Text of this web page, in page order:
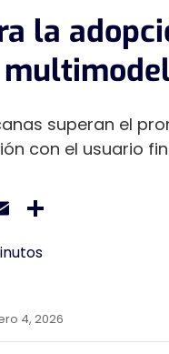
la
Email
superan el
con el usuario
4, 2026